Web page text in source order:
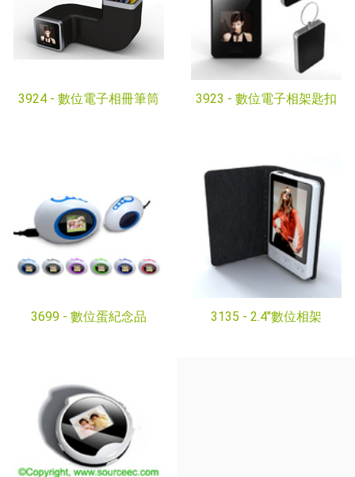
3924 - 數位電子相冊筆筒 3923 - 數位電子相架匙扣
3699 - 數位蛋紀念品 3135 - 2.4"數位相架